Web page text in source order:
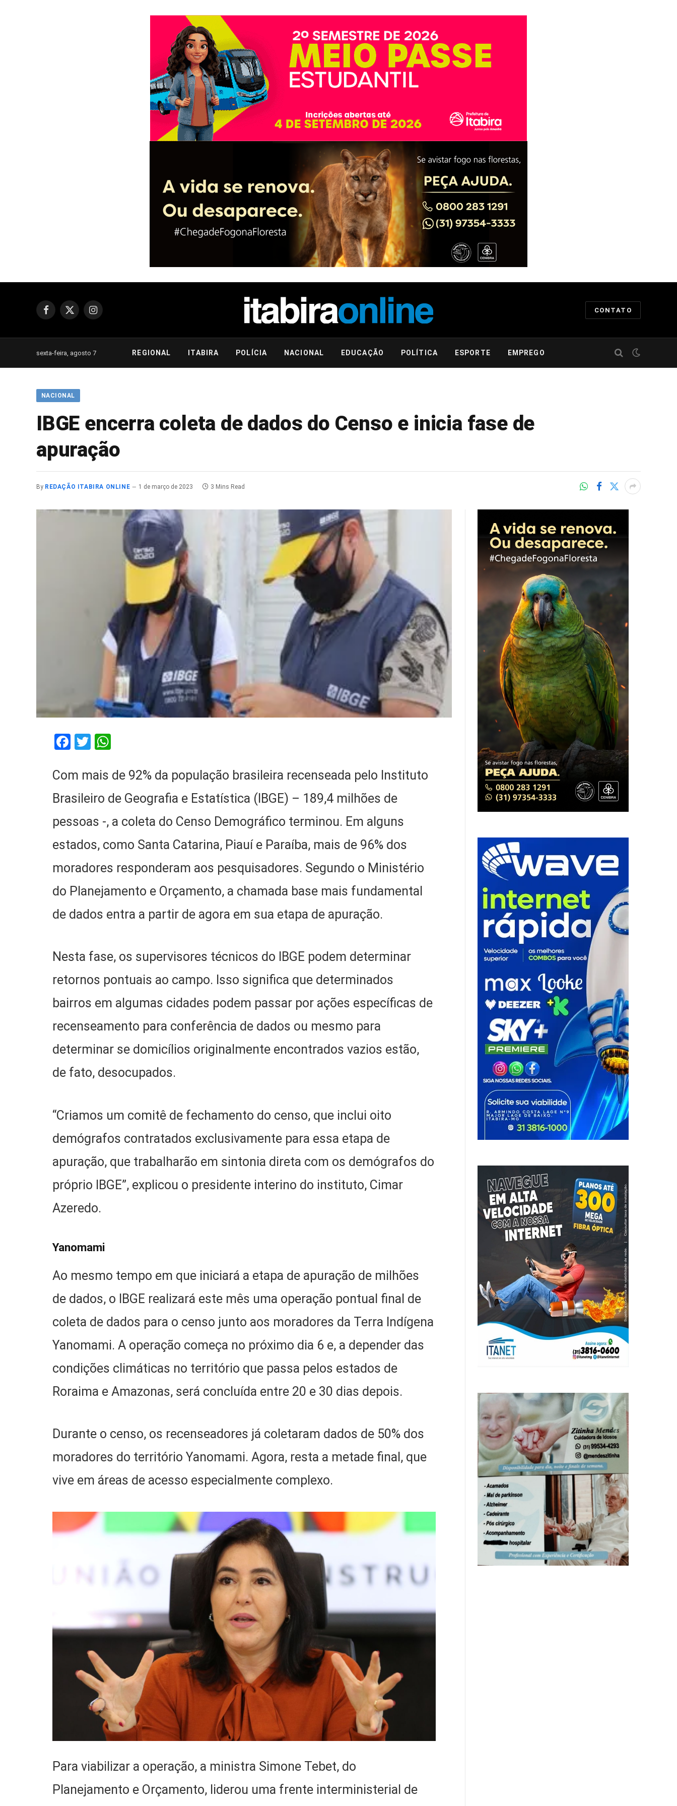
Facebook
X
Instagram
CONTATO
sexta-feira, agosto 7 REGIONAL ITABIRA POLÍCIA NACIONAL EDUCAÇÃO POLÍTICA ESPORTE EMPREGO
NACIONAL
IBGE encerra coleta de dados do Censo e inicia fase de
apuração
By REDAÇÃO ITABIRA ONLINE 1 de março de 2023 3 Mins Read
Facebook
Twitter
Com mais de 92% da população brasileira recenseada pelo Instituto
Brasileiro de Geografia e Estatística (IBGE) – 189,4 milhões de
pessoas -, a coleta do Censo Demográfico terminou. Em alguns
estados, como Santa Catarina, Piauí e Paraíba, mais de 96% dos
moradores responderam aos pesquisadores. Segundo o Ministério
do Planejamento e Orçamento, a chamada base mais fundamental
de dados entra a partir de agora em sua etapa de apuração.
Nesta fase, os supervisores técnicos do IBGE podem determinar
retornos pontuais ao campo. Isso significa que determinados
bairros em algumas cidades podem passar por ações específicas de
recenseamento para conferência de dados ou mesmo para
determinar se domicílios originalmente encontrados vazios estão,
de fato, desocupados.
“Criamos um comitê de fechamento do censo, que inclui oito
demógrafos contratados exclusivamente para essa etapa de
apuração, que trabalharão em sintonia direta com os demógrafos do
próprio IBGE”, explicou o presidente interino do instituto, Cimar
Azeredo.
Yanomami
Ao mesmo tempo em que iniciará a etapa de apuração de milhões
de dados, o IBGE realizará este mês uma operação pontual final de
coleta de dados para o censo junto aos moradores da Terra Indígena
Yanomami. A operação começa no próximo dia 6 e, a depender das
condições climáticas no território que passa pelos estados de
Roraima e Amazonas, será concluída entre 20 e 30 dias depois.
Durante o censo, os recenseadores já coletaram dados de 50% dos
moradores do território Yanomami. Agora, resta a metade final, que
vive em áreas de acesso especialmente complexo.
Para viabilizar a operação, a ministra Simone Tebet, do
Planejamento e Orçamento, liderou uma frente interministerial de